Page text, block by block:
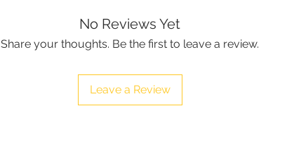
No Reviews Yet
Share your thoughts. Be the first to leave a review.
Leave a Review